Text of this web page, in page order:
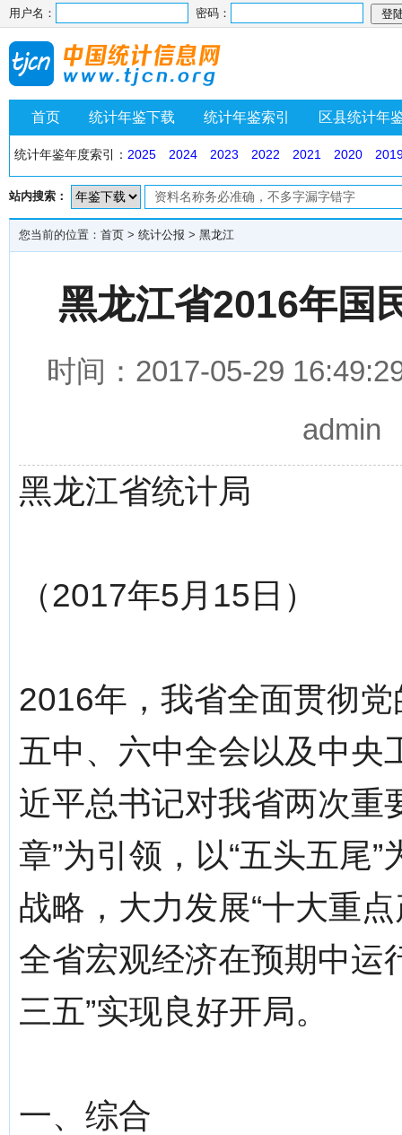
用户名： 密码：
首页 统计年鉴下载 统计年鉴索引 区县统计年
统计年鉴年度索引： 2025 2024 2023 2022 2021 2020
站内搜索：
您当前的位置： 首页 > 统计公报 > 黑龙江
黑龙江省2016年国
时间：2017-05-29
admin
黑龙江省统计局
（2017年5月15日）
2016年，我省全面贯彻
五中、六中全会以及中央
近平总书记对我省两次重
章”为引领，以“五头五尾
战略，大力发展“十大重
全省宏观经济在预期中运
三五”实现良好开局。
一、综合